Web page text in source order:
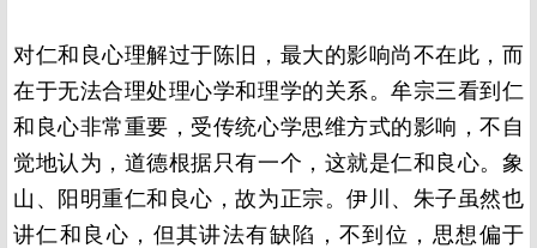
对仁和良心理解过于陈旧，最大的影响尚不在此，而
在于无法合理处理心学和理学的关系。牟宗三看到仁
和良心非常重要，受传统心学思维方式的影响，不自
觉地认为，道德根据只有一个，这就是仁和良心。象
山、阳明重仁和良心，故为正宗。伊川、朱子虽然也
讲仁和良心，但其讲法有缺陷，不到位，思想偏于